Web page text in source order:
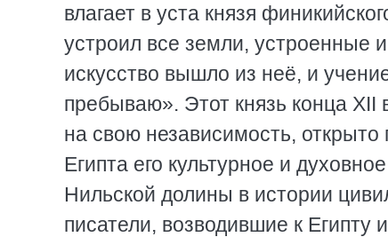
влагает в уста князя
устроил все земли, устроенные
искусство вышло из неё, и
пребываю». Этот князь конца XII
на свою независимость, открыто
Египта его культурное и
Нильской долины в истории
писатели, возводившие к